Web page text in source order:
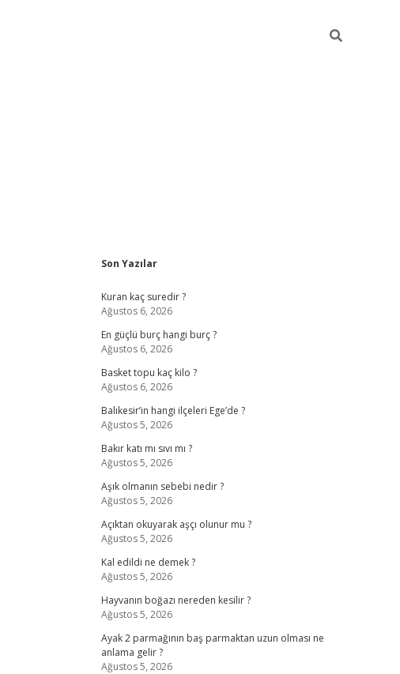
Sidebar
Son Yazılar
Kuran kaç suredir ?
Ağustos 6, 2026
En güçlü burç hangi burç ?
Ağustos 6, 2026
Basket topu kaç kilo ?
Ağustos 6, 2026
Balıkesir’in hangi ilçeleri Ege’de ?
Ağustos 5, 2026
Bakır katı mı sıvı mı ?
Ağustos 5, 2026
Aşık olmanın sebebi nedir ?
Ağustos 5, 2026
Açıktan okuyarak aşçı olunur mu ?
Ağustos 5, 2026
Kal edildi ne demek ?
Ağustos 5, 2026
Hayvanın boğazı nereden kesilir ?
Ağustos 5, 2026
Ayak 2 parmağının baş parmaktan uzun olması ne
anlama gelir ?
Ağustos 5, 2026
elexbet yeni adresitambet giriş